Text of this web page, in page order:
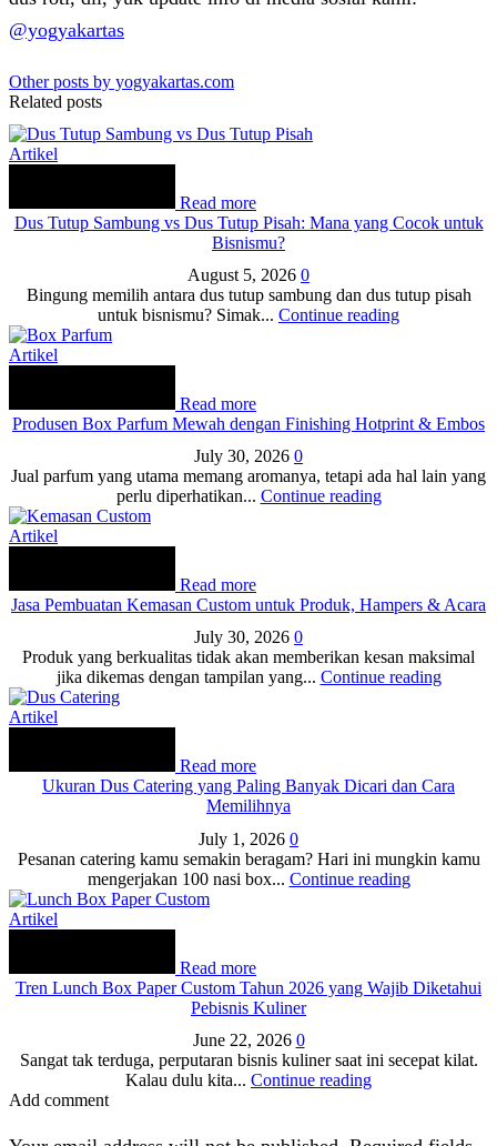
@yogyakartas
Other posts by yogyakartas.com
Related posts
Artikel
Read more
Dus Tutup Sambung vs Dus Tutup Pisah: Mana yang Cocok untuk
Bisnismu?
August 5, 2026 0
Bingung memilih antara dus tutup sambung dan dus tutup pisah
untuk bisnismu? Simak... Continue reading
Artikel
Read more
Produsen Box Parfum Mewah dengan Finishing Hotprint & Embos
July 30, 2026 0
Jual parfum yang utama memang aromanya, tetapi ada hal lain yang
perlu diperhatikan... Continue reading
Artikel
Read more
Jasa Pembuatan Kemasan Custom untuk Produk, Hampers & Acara
July 30, 2026 0
Produk yang berkualitas tidak akan memberikan kesan maksimal
jika dikemas dengan tampilan yang... Continue reading
Artikel
Read more
Ukuran Dus Catering yang Paling Banyak Dicari dan Cara
Memilihnya
July 1, 2026 0
Pesanan catering kamu semakin beragam? Hari ini mungkin kamu
mengerjakan 100 nasi box... Continue reading
Artikel
Read more
Tren Lunch Box Paper Custom Tahun 2026 yang Wajib Diketahui
Pebisnis Kuliner
June 22, 2026 0
Sangat tak terduga, perputaran bisnis kuliner saat ini secepat kilat.
Kalau dulu kita... Continue reading
Add comment